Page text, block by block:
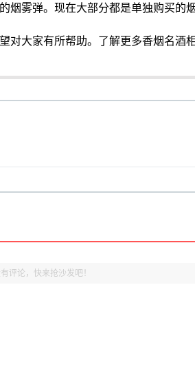
雾弹。现在大部分都是单独购买的
大家有所帮助。了解更多香烟名
评论，快来抢沙发吧！